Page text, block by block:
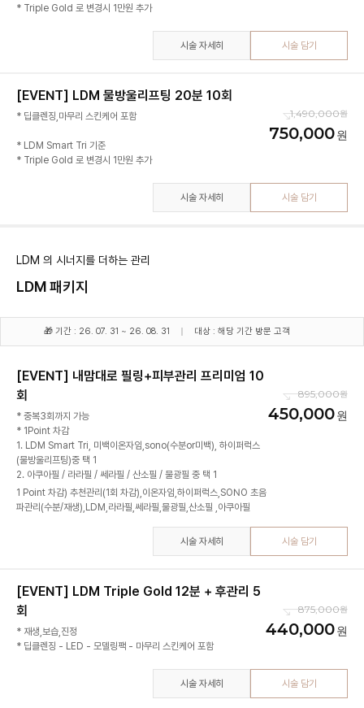
* Triple Gold 로 변경시 1만원 추가
시술 자세히 시술 담기
[EVENT] LDM 물방울리프팅 20분 10회
* 딥클렌징,마무리 스킨케어 포함
* LDM Smart Tri 기준
* Triple Gold 로 변경시 1만원 추가
1,490,000
750,000
시술 자세히 시술 담기
LDM 의 시너지를 더하는 관리
LDM 패키지
🎁 기간 : 26. 07. 31 ~ 26. 08. 31 대상 : 해당 기간 방문 고객
[EVENT] 내맘대로 필링+피부관리 프리미엄 10
회
* 중복3회까지 가능
* 1Point 차감
1. LDM Smart Tri, 미백이온자임,sono(수분or미백), 하이퍼럭스
(물방울리프팅)중 택 1
2. 아쿠아필 / 라라필 / 쎄라필 / 산소필 / 물광필 중 택 1
1 Point 차감) 추천관리(1회 차감),이온자임,하이퍼럭스,SONO 초음
파관리(수분/재생),LDM,라라필,쎄라필,물광필,산소필 ,아쿠아필
895,000
450,000
시술 자세히 시술 담기
[EVENT] LDM Triple Gold 12분 + 후관리 5
회
* 재생,보습,진정
* 딥클렌징 - LED - 모델링팩 - 마무리 스킨케어 포함
875,000
440,000
시술 자세히 시술 담기